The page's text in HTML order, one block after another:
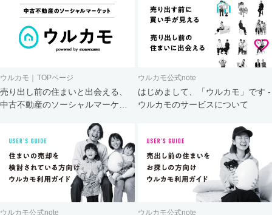
ウルカモ｜TOPページ
売り出し前の住まいと出会える、
中古不動産のソーシャルマーケッ
ウルカモ公式note
はじめまして、「ウルカモ」です -
ウルカモのサービスについて
ウルカモ公式note ウルカモ公式note